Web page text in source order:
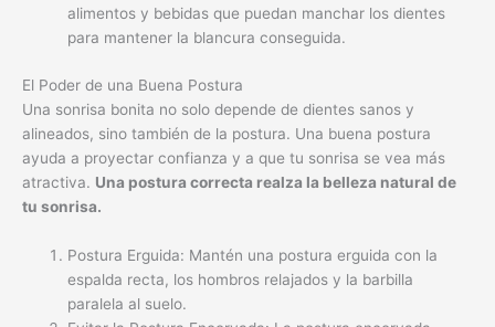
alimentos y bebidas que puedan manchar los dientes
para mantener la blancura conseguida.
El Poder de una Buena Postura
Una sonrisa bonita no solo depende de dientes sanos y
alineados, sino también de la postura. Una buena postura
ayuda a proyectar confianza y a que tu sonrisa se vea más
atractiva. Una postura correcta realza la belleza natural de
tu sonrisa.
Postura Erguida: Mantén una postura erguida con la
espalda recta, los hombros relajados y la barbilla
paralela al suelo.